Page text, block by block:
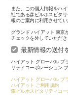
また、この個人情報をハ
社である森ビルホスピタ
報のご案内に利用させてい
グランド ハイアット 東京
チェックを外していただき
最新情報の送付
ハイアット グローバル プ
リティコーポレーション
ハイアット グローバル プ
ハイアット ご利用規約
森ビルホスピタリティコ